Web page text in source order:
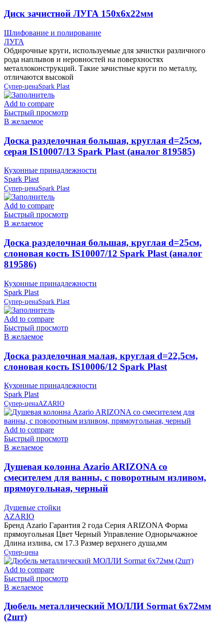
Диск зачистной ЛУГА 150х6х22мм
Шлифование и полирование
ЛУГА
Обдирочные круги, используемые для зачистки различного
рода наплывов и неровностей на поверхностях
металлоконструкций. Такие зачистные круги по металлу,
отличаются высокой
Супер-ценаSpark Plast
Add to compare
Быстрый просмотр
В желаемое
Доска разделочная большая, круглая d=25см,
серая IS10007/13 Spark Plast (аналог 819585)
Кухонные принадлежности
Spark Plast
Супер-ценаSpark Plast
Add to compare
Быстрый просмотр
В желаемое
Доска разделочная большая, круглая d=25см,
слоновая кость IS10007/12 Spark Plast (аналог
819586)
Кухонные принадлежности
Spark Plast
Супер-ценаSpark Plast
Add to compare
Быстрый просмотр
В желаемое
Доска разделочная малая, круглая d=22,5см,
слоновая кость IS10006/12 Spark Plast
Кухонные принадлежности
Spark Plast
Супер-ценаAZARIO
Add to compare
Быстрый просмотр
В желаемое
Душевая колонна Azario ARIZONA со
смесителем для ванны, с поворотным изливом,
прямоугольная, черный
Душевые стойки
AZARIO
Бренд Azario Гарантия 2 года Серия ARIZONA Форма
прямоугольная Цвет Черный Управление Однорычажное
Длина излива, см 17.3 Размер верхнего душа,мм
Супер-цена
Add to compare
Быстрый просмотр
В желаемое
Дюбель металлический МОЛЛИ Sormat 6х72мм
(2шт)